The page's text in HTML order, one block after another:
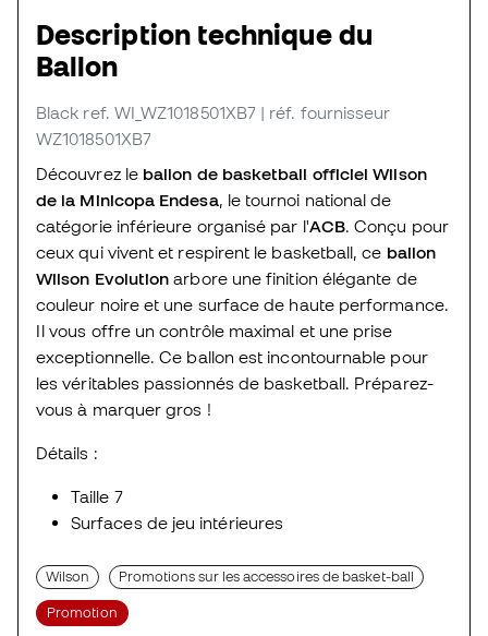
Description technique du
Ballon
Black ref. WI_WZ1018501XB7 | réf. fournisseur
WZ1018501XB7
Découvrez leballon de basketball officiel Wilson
de la Minicopa Endesa, le tournoi national de
catégorie inférieure organisé par l'ACB. Conçu pour
ceux qui vivent et respirent le basketball, ce ballon
Wilson Evolution arbore une finition élégante de
couleur noire et une surface de haute performance.
Il vous offre un contrôle maximal et une prise
exceptionnelle. Ce ballon est incontournable pour
les véritables passionnés de basketball. Préparez-
vous à marquer gros !
Détails :
Taille 7
Surfaces de jeu intérieures
Wilson Promotions sur les accessoires de basket-ball
Promotion